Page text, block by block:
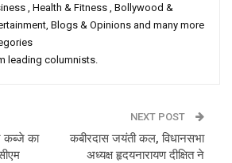
, Health & Fitness , Bollywood &
Blogs & Opinions and many more
leading columnists.
कब्जे का
NEXT POST
कबीरदास जयंती कल, विधानसभा
अध्यक्ष हृदयनारायण दीक्षित ने